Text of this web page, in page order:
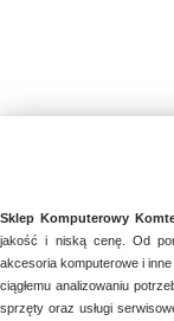
Sklep Komputerowy
jakość i niską cenę. Od
akcesoria komputerowe i
ciągłemu analizowaniu
sprzęty oraz usługi